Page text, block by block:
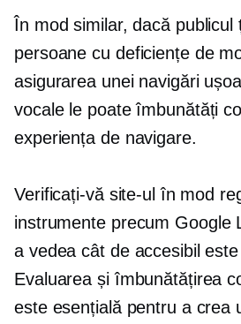
În mod similar, dacă publicul
persoane cu deficiențe de
asigurarea unei navigări
vocale le poate îmbunătăți
experiența de navigare.
Verificați-vă site-ul în mod
instrumente precum Google
a vedea cât de accesibil
Evaluarea și îmbunătățirea
este esențială pentru a crea